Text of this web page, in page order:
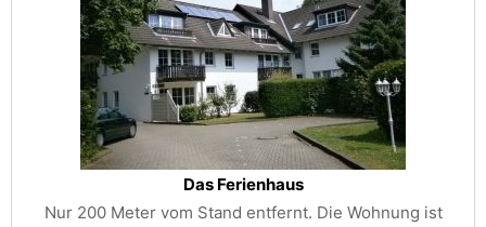
Das Ferienhaus
Nur 200 Meter vom Stand entfernt. Die Wohnung ist